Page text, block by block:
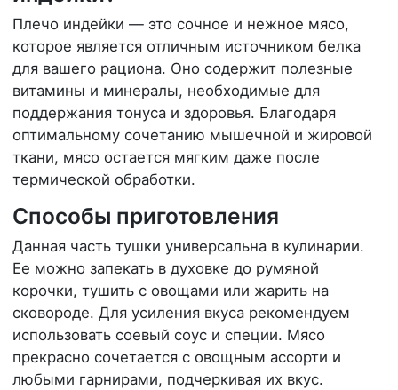
Плечо индейки — это сочное и нежное мясо,
которое является отличным источником белка
для вашего рациона. Оно содержит полезные
витамины и минералы, необходимые для
поддержания тонуса и здоровья. Благодаря
оптимальному сочетанию мышечной и жировой
ткани, мясо остается мягким даже после
термической обработки.
Способы приготовления
Данная часть тушки универсальна в кулинарии.
Ее можно запекать в духовке до румяной
корочки, тушить с овощами или жарить на
сковороде. Для усиления вкуса рекомендуем
использовать соевый соус и специи. Мясо
прекрасно сочетается с овощным ассорти и
любыми гарнирами, подчеркивая их вкус.